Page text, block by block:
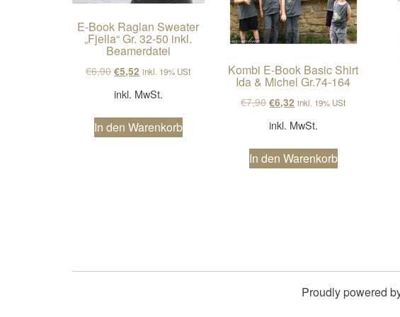
E-Book Raglan Sweater
„Fjella“ Gr. 32-50 inkl.
Beamerdatei
€6,90Ursprünglicher Preis war: €6,90
€5,52 Aktueller Preis ist: €5,52.
inkl. 19% USt
inkl. MwSt.
In den Warenkorb
Kombi E-Book Basic Shirt
Ida & Michel Gr.74-164
€7,90Ursprünglicher Preis war:
€6,32 Aktueller Preis ist: €6,32.
inkl. 19% USt
inkl. MwSt.
In den Warenkorb
Proudly powered